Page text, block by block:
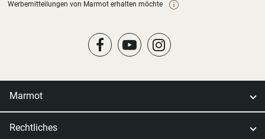
Werbemitteilungen von Marmot erhalten möchte
Marmot
Rechtliches